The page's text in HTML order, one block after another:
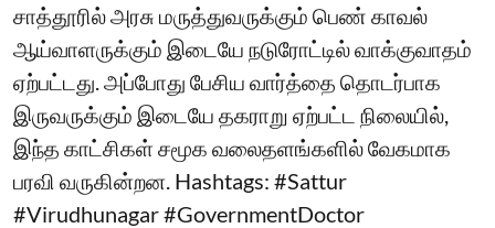
சாத்தூரில் அரசு மருத்துவருக்கும் பெண் காவல்
ஆய்வாளருக்கும் இடையே நடுரோட்டில் வாக்குவாதம்
ஏற்பட்டது. அப்போது பேசிய வார்த்தை தொடர்பாக
இருவருக்கும் இடையே தகராறு ஏற்பட்ட நிலையில்,
இந்த காட்சிகள் சமூக வலைதளங்களில் வேகமாக
பரவி வருகின்றன. Hashtags: #Sattur
#Virudhunagar #GovernmentDoctor